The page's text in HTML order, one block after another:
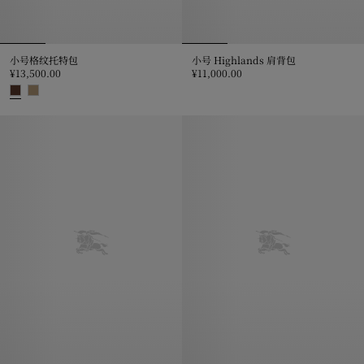
小号格纹托特包
¥13,500.00
小号 Highlands 肩背包
¥11,000.00